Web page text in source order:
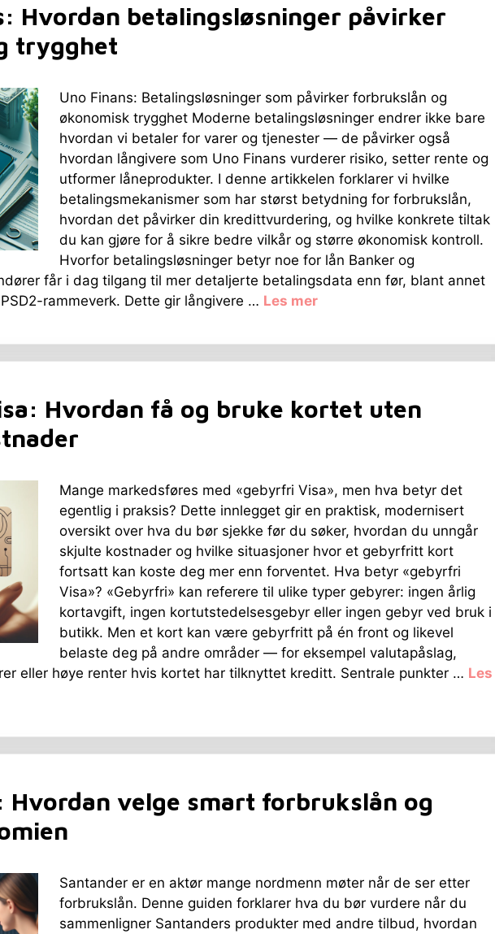
Hvordan betalingsløsninger påvirker
trygghet
Uno Finans: Betalingsløsninger som påvirker forbrukslån og
økonomisk trygghet Moderne betalingsløsninger endrer ikke bare
hvordan vi betaler for varer og tjenester — de påvirker også
hvordan långivere som Uno Finans vurderer risiko, setter rente og
utformer låneprodukter. I denne artikkelen forklarer vi hvilke
betalingsmekanismer som har størst betydning for forbrukslån,
hvordan det påvirker din kredittvurdering, og hvilke konkrete tiltak
du kan gjøre for å sikre bedre vilkår og større økonomisk kontroll.
Hvorfor betalingsløsninger betyr noe for lån Banker og
får i dag tilgang til mer detaljerte betalingsdata enn før, blant annet
rammeverk. Dette gir långivere … Les mer
Hvordan få og bruke kortet uten
Mange markedsføres med «gebyrfri Visa», men hva betyr det
egentlig i praksis? Dette innlegget gir en praktisk, modernisert
oversikt over hva du bør sjekke før du søker, hvordan du unngår
skjulte kostnader og hvilke situasjoner hvor et gebyrfritt kort
fortsatt kan koste deg mer enn forventet. Hva betyr «gebyrfri
Visa»? «Gebyrfri» kan referere til ulike typer gebyrer: ingen årlig
kortavgift, ingen kortutstedelsesgebyr eller ingen gebyr ved bruk i
butikk. Men et kort kan være gebyrfritt på én front og likevel
belaste deg på andre områder — for eksempel valutapåslag,
eller høye renter hvis kortet har tilknyttet kreditt. Sentrale punkter … Les
Hvordan velge smart forbrukslån og
Santander er en aktør mange nordmenn møter når de ser etter
forbrukslån. Denne guiden forklarer hva du bør vurdere når du
sammenligner Santanders produkter med andre tilbud, hvordan